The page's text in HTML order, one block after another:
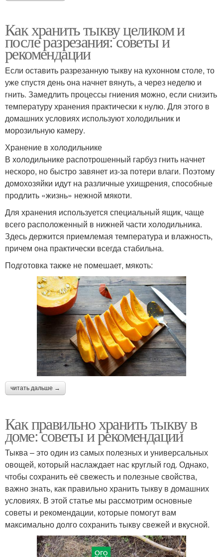
Как хранить тыкву целиком и
после разрезания: советы и
рекомендации
Если оставить разрезанную тыкву на кухонном столе, то
уже спустя день она начнет вянуть, а через неделю и
гнить. Замедлить процессы гниения можно, если снизить
температуру хранения практически к нулю. Для этого в
домашних условиях используют холодильник и
морозильную камеру.
Хранение в холодильнике
В холодильнике распотрошенный гарбуз гнить начнет
нескоро, но быстро завянет из-за потери влаги. Поэтому
домохозяйки идут на различные ухищрения, способные
продлить «жизнь» нежной мякоти.
Для хранения используется специальный ящик, чаще
всего расположенный в нижней части холодильника.
Здесь держится приемлемая температура и влажность,
причем она практически всегда стабильна.
Подготовка также не помешает, мякоть:
читать дальше →
Как правильно хранить тыкву в
доме: советы и рекомендации
Тыква – это один из самых полезных и универсальных
овощей, который наслаждает нас круглый год. Однако,
чтобы сохранить её свежесть и полезные свойства,
важно знать, как правильно хранить тыкву в домашних
условиях. В этой статье мы рассмотрим основные
советы и рекомендации, которые помогут вам
максимально долго сохранить тыкву свежей и вкусной.